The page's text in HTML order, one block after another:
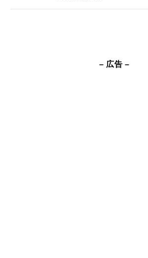
– 広告 –